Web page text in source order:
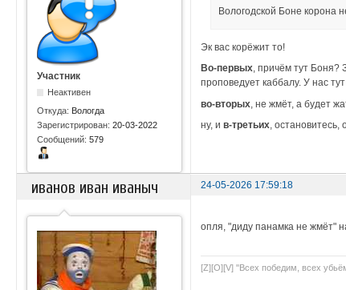
Участник
Неактивен
Откуда: Вологда
Зарегистрирован:20-03-2022
Сообщений:579
Вологодской Боне корона
Эк вас корёжит то!
Во-первых, причём тут Боня?
проповедует каббалу. У нас
во-вторых, не жмёт, а будет
ну, ив-третьих, остановитесь,
иванов иван иваныч 24-05-2026 17:59:18
опля, "диду панамка не жмёт"
[Z][O][V] "Всех победим, всех